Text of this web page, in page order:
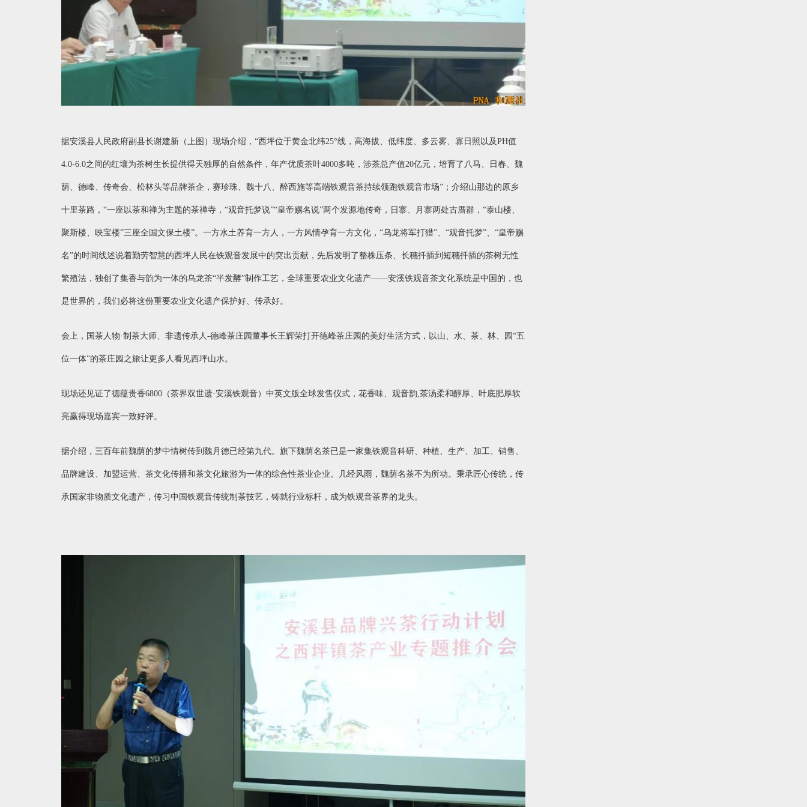
据安溪县人民政府副县长谢建新（上图）现场介绍， “西坪位于黄金北纬25°线，高海拔、低纬度、多云雾、寡日照以及PH值
4.0-6.0之间的红壤为茶树生长提供得天独厚的自然条件，年产优质茶叶4000多吨，涉茶总产值20亿元，培育了八马、日春、魏
荫、德峰、传奇会、松林头等品牌茶企，赛珍珠、魏十八、醉西施等高端铁观音茶持续领跑铁观音市场”；介绍山那边的原乡
十里茶路，“一座以茶和禅为主题的茶禅寺，“观音托梦说”“皇帝赐名说”两个发源地传奇，日寨、月寨两处古厝群，“泰山楼、
聚斯楼、映宝楼”三座全国文保土楼”。一方水土养育一方人，一方风情孕育一方文化，“乌龙将军打猎”、“观音托梦”、“皇帝赐
名”的时间线述说着勤劳智慧的西坪人民在铁观音发展中的突出贡献，先后发明了整株压条、长穗扦插到短穗扦插的茶树无性
繁殖法，独创了集香与韵为一体的乌龙茶“半发酵”制作工艺，全球重要农业文化遗产——安溪铁观音茶文化系统是中国的，也
是世界的，我们必将这份重要农业文化遗产保护好、传承好。
会上，国茶人物·制茶大师、非遗传承人-德峰茶庄园董事长王辉荣打开德峰茶庄园的美好生活方式，以山、水、茶、林、园“五
位一体”的茶庄园之旅让更多人看见西坪山水。
现场还见证了德蕴贵香6800（茶界双世遗·安溪铁观音）中英文版全球发售仪式，花香味、观音韵,茶汤柔和醇厚、叶底肥厚软
亮赢得现场嘉宾一致好评。
据介绍，三百年前魏荫的梦中情树传到魏月德已经第九代。旗下魏荫名茶已是一家集铁观音科研、种植、生产、加工、销售、
品牌建设、加盟运营、茶文化传播和茶文化旅游为一体的综合性茶业企业。几经风雨，魏荫名茶不为所动。秉承匠心传统，传
承国家非物质文化遗产，传习中国铁观音传统制茶技艺，铸就行业标杆，成为铁观音茶界的龙头。